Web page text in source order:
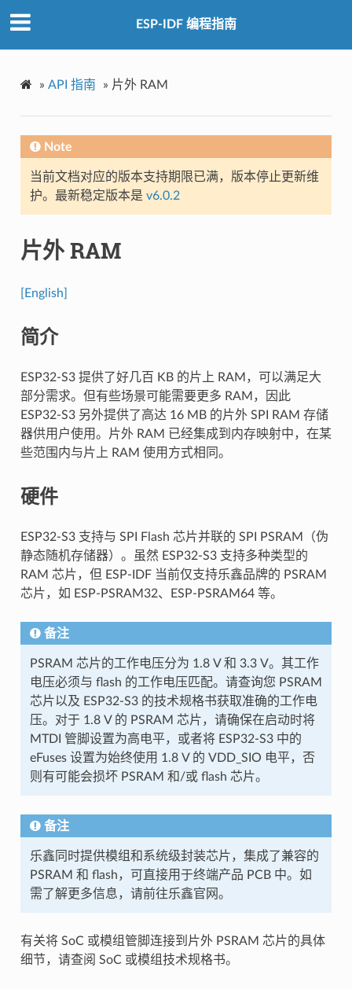
ESP-IDF 编程指南
» API 指南 » 片外 RAM
Note
当前文档对应的版本支持期限已满，版本停止更新维
护。最新稳定版本是 v6.0.2
片外 RAM
[English]
简介
ESP32-S3 提供了好几百 KB 的片上 RAM，可以满足大
部分需求。但有些场景可能需要更多 RAM，因此
ESP32-S3 另外提供了高达 16 MB 的片外 SPI RAM 存储
器供用户使用。片外 RAM 已经集成到内存映射中，在某
些范围内与片上 RAM 使用方式相同。
硬件
ESP32-S3 支持与 SPI Flash 芯片并联的 SPI PSRAM（伪
静态随机存储器）。虽然 ESP32-S3 支持多种类型的
RAM 芯片，但 ESP-IDF 当前仅支持乐鑫品牌的 PSRAM
芯片，如 ESP-PSRAM32、ESP-PSRAM64 等。
备注
PSRAM 芯片的工作电压分为 1.8 V 和 3.3 V。其工作
电压必须与 flash 的工作电压匹配。请查询您 PSRAM
芯片以及 ESP32-S3 的技术规格书获取准确的工作电
压。对于 1.8 V 的 PSRAM 芯片，请确保在启动时将
MTDI 管脚设置为高电平，或者将 ESP32-S3 中的
eFuses 设置为始终使用 1.8 V 的 VDD_SIO 电平，否
则有可能会损坏 PSRAM 和/或 flash 芯片。
备注
乐鑫同时提供模组和系统级封装芯片，集成了兼容的
PSRAM 和 flash，可直接用于终端产品 PCB 中。如
需了解更多信息，请前往乐鑫官网。
有关将 SoC 或模组管脚连接到片外 PSRAM 芯片的具体
细节，请查阅 SoC 或模组技术规格书。